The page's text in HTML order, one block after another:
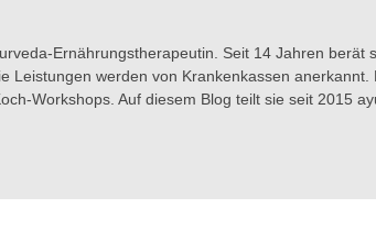
Ernährungstherapeutin. Seit 14 Jahren berät
Leistungen werden von Krankenkassen anerkannt.
Workshops. Auf diesem Blog teilt sie seit 2015